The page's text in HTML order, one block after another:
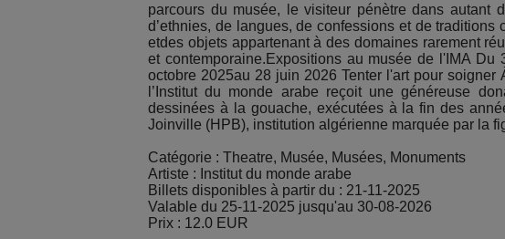
parcours du musée, le visiteur pénètre dans autant
d’ethnies, de langues, de confessions et de
etdes objets appartenant à des domaines rarement
et contemporaine.Expositions au musée de l'IMA
octobre 2025au 28 juin 2026 Tenter l'art pour
l’Institut du monde arabe reçoit une généreuse
dessinées à la gouache, exécutées à la fin des
Joinville (HPB), institution algérienne marquée par la
Catégorie : Theatre, Musée, Musées, Monuments
Artiste : Institut du monde arabe
Billets disponibles à partir du : 21-11-2025
Valable du 25-11-2025 jusqu'au 30-08-2026
Prix : 12.0 EUR